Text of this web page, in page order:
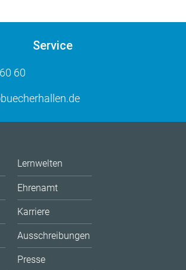
Service
60
Lernwelten
Ehrenamt
Karriere
Ausschreibungen
Presse